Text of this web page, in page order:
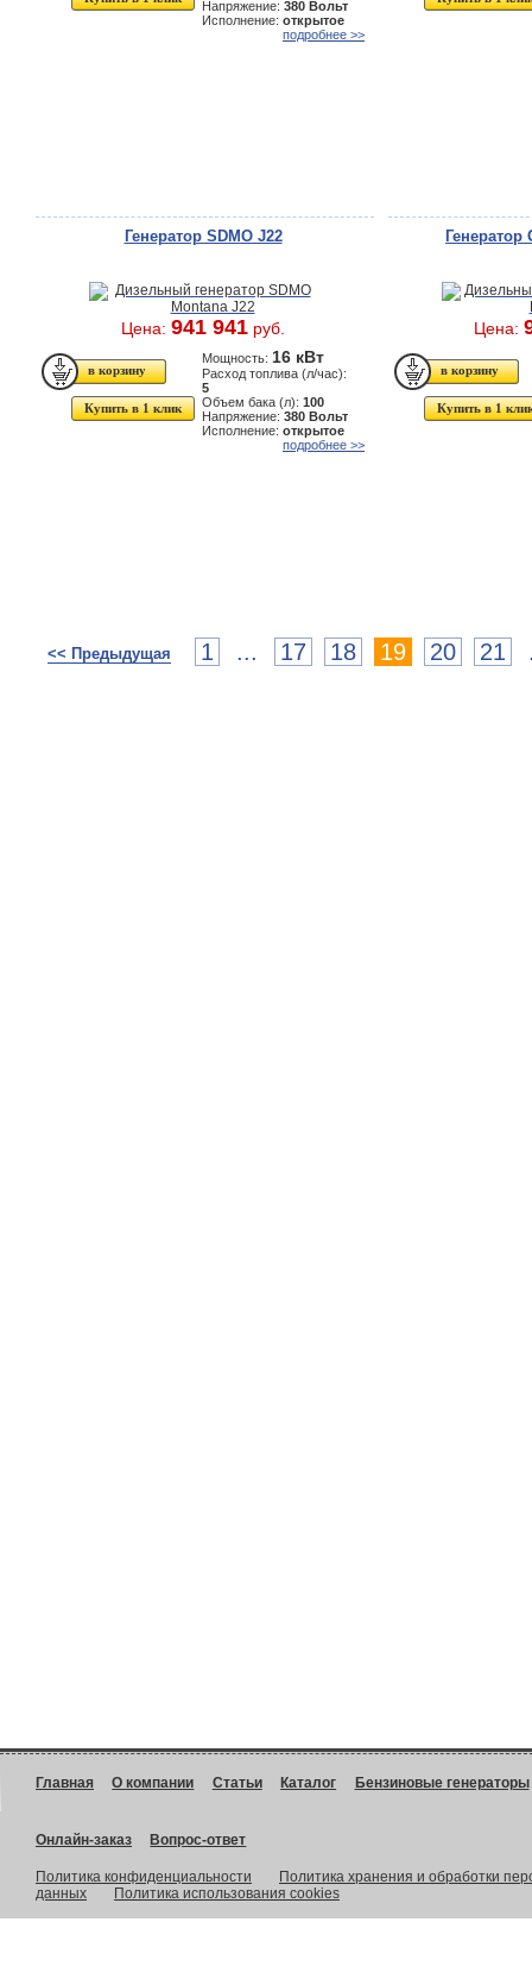
Напряжение: 380 Вольт
Исполнение: открытое
подробнее >>
Генератор SDMO J22
Цена: 941 941 руб.
Купить в 1 клик
Мощность: 16 кВт
Расход топлива (л/час):
5
Объем бака (л): 100
Напряжение: 380 Вольт
Исполнение: открытое
подробнее >>
Генератор
Цена:
Купить в 1
<< Предыдущая 1 ... 17 18 19 20 21
Главная О компании Статьи Каталог Бензиновые генераторы
Онлайн-заказ Вопрос-ответ
Политика конфиденциальности
Политика хранения и обработки
данных
Политика использования cookies